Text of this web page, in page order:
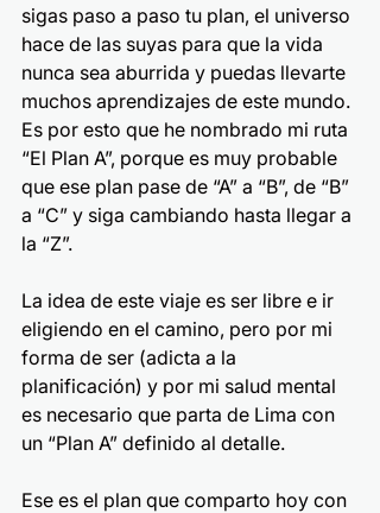
sigas paso a paso tu plan, el universo
hace de las suyas para que la vida
nunca sea aburrida y puedas llevarte
muchos aprendizajes de este mundo.
Es por esto que he nombrado mi ruta
“El Plan A”, porque es muy probable
que ese plan pase de “A” a “B”, de “B”
a “C” y siga cambiando hasta llegar a
la “Z”.
La idea de este viaje es ser libre e ir
eligiendo en el camino, pero por mi
forma de ser (adicta a la
planificación) y por mi salud mental
es necesario que parta de Lima con
un “Plan A” definido al detalle.
Ese es el plan que comparto hoy con